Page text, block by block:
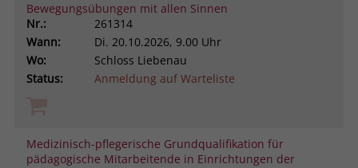
Bewegungsübungen mit allen Sinnen
Nr.:
261314
Wann:
Di. 20.10.2026, 9.00 Uhr
Wo:
Schloss Liebenau
Status:
Anmeldung auf Warteliste
Medizinisch-pflegerische Grundqualifikation für
pädagogische Mitarbeitende in Einrichtungen der